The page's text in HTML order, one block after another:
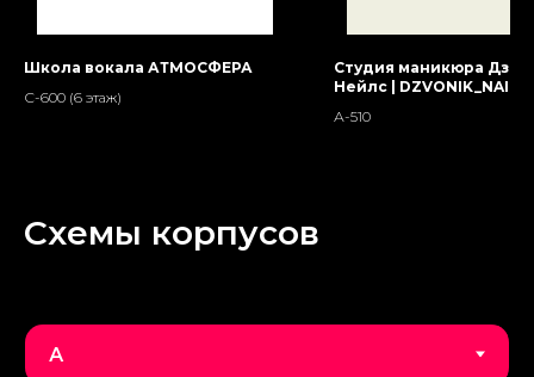
Школа вокала АТМОСФЕРА
С-600 (6 этаж)
Студия маникюра
Нейлс | DZVONIK_NAILS
А-510
Схемы корпусов